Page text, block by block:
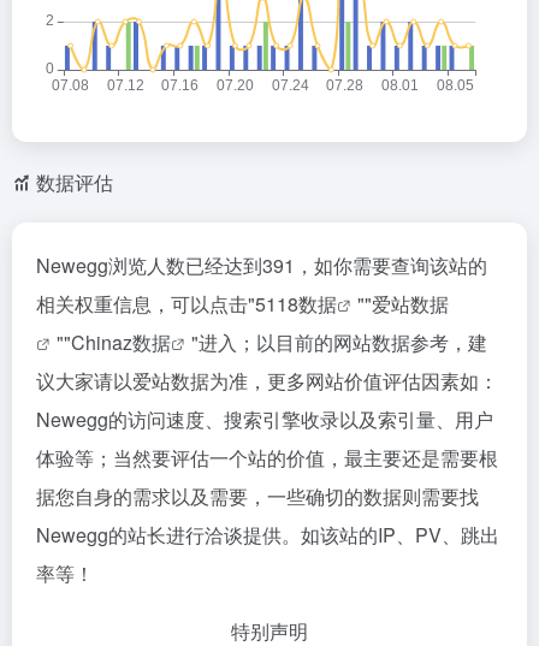
数据评估
Newegg浏览人数已经达到391，如你需要查询该站的
相关权重信息，可以点击"5118数据 ""爱站数据
""Chinaz数据
"进入；以目前的网站数据参考，建
议大家请以爱站数据为准，更多网站价值评估因素如：
Newegg的访问速度、搜索引擎收录以及索引量、用户
体验等；当然要评估一个站的价值，最主要还是需要根
据您自身的需求以及需要，一些确切的数据则需要找
Newegg的站长进行洽谈提供。如该站的IP、PV、跳出
率等！
特别声明